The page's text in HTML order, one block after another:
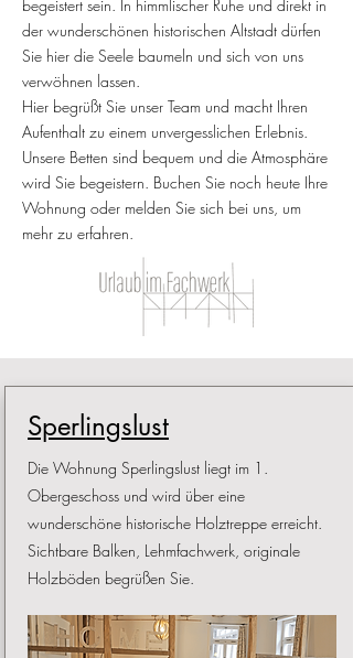
begeistert sein. In himmlischer Ruhe und direkt in
der wunderschönen historischen Altstadt dürfen
Sie hier die Seele baumeln und sich von uns
verwöhnen lassen.
Hier begrüßt Sie unser Team und macht Ihren
Aufenthalt zu einem unvergesslichen Erlebnis.
Unsere Betten sind bequem und die Atmosphäre
wird Sie begeistern. Buchen Sie noch heute Ihre
Wohnung oder melden Sie sich bei uns, um
mehr zu erfahren.
Sperlingslust
Die Wohnung Sperlingslust liegt im 1.
Obergeschoss und wird über eine
wunderschöne historische Holztreppe erreicht.
Sichtbare Balken, Lehmfachwerk, originale
Holzböden begrüßen Sie.